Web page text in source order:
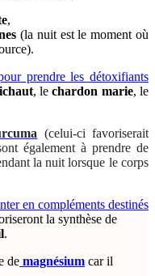
,
(la nuit est le moment où
prendre les détoxifiants
, lechardon marie, le
(celui-ci favoriserait
également à prendre de
la nuit lorsque le corps
en compléments destinés
la synthèse de
.
de magnésium car il